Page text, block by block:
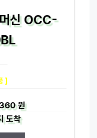
신 OCC-
]
원
도착